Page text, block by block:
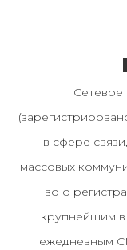
в сфере
массовых
во о
крупнейшим
ежедневным